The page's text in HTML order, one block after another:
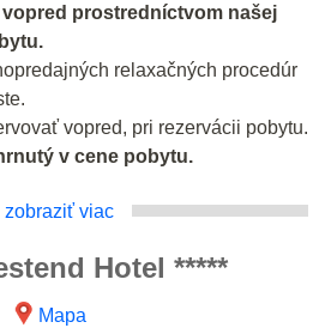
prostredníctvom našej
relaxačných procedúr
vopred, pri rezervácii pobytu.
v cene pobytu.
zobraziť viac
Hotel *****
Mapa